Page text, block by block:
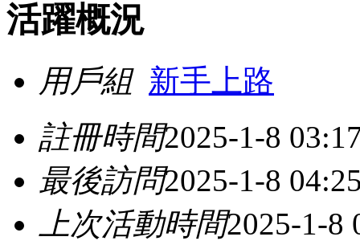
活躍概況
用戶組 新手上路
註冊時間2025-1-8
最後訪問2025-1-8
上次活動時間2025-1-8